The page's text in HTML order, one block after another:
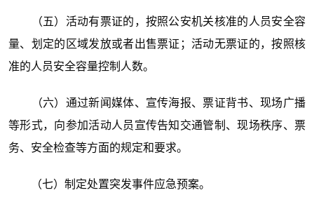
（五）活动有票证的，按照公安机关核准的人员安全容
量、划定的区域发放或者出售票证；活动无票证的，按照核
准的人员安全容量控制人数。
（六）通过新闻媒体、宣传海报、票证背书、现场广播
等形式，向参加活动人员宣传告知交通管制、现场秩序、票
务、安全检查等方面的规定和要求。
（七）制定处置突发事件应急预案。